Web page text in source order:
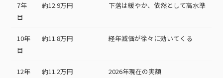
7年
目
約12.9万円 下落は緩やか、依然として高水準
10年
目
約11.8万円 経年減価が徐々に効いてくる
12年
約11.2万円 2026年現在の実額